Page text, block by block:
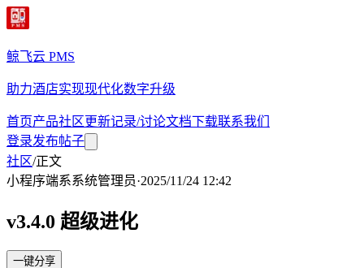
鲸飞云 PMS
助力酒店实现现代化数字升级
首页产品社区更新记录/讨论文档下载联系我们
登录发布帖子
社区/正文
小程序端系系统管理员·2025/11/24 12:42
v3.4.0 超级进化
一键分享